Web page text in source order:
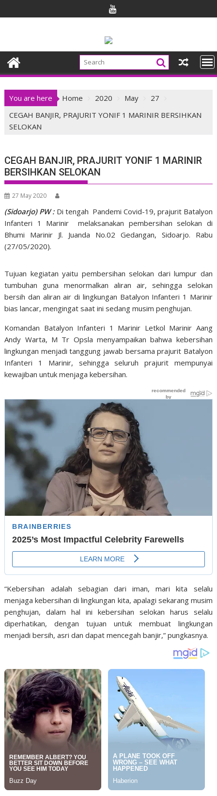
to
You are here Home 2020 May
27
CEGAH BANJIR, PRAJURIT YONIF 1 MARINIR BERSIHKAN
SELOKAN
CEGAH BANJIR, PRAJURIT YONIF 1 MARINIR
BERSIHKAN SELOKAN
27 May 2020
(Sidoarjo) PW :Di tengah Pandemi Covid-19, prajurit Batalyon
Infanteri 1 Marinir melaksanakan pembersihan selokan di
Bhumi Marinir Jl. Juanda No.02 Gedangan, Sidoarjo. Rabu
(27/05/2020).
Tujuan kegiatan yaitu pembersihan selokan dari lumpur dan
tumbuhan guna menormalkan aliran air, sehingga selokan
bersih dan aliran air di lingkungan Batalyon Infanteri 1 Marinir
bias lancar, mengingat saat ini sedang musim penghujan.
Komandan Batalyon Infanteri 1 Marinir Letkol Marinir Aang
Andy Warta, M Tr Opsla menyampaikan bahwa kebersihan
lingkungan menjadi tanggung jawab bersama prajurit Batalyon
Infanteri 1 Marinir, sehingga seluruh prajurit mempunyai
kewajiban untuk menjaga kebersihan.
“Kebersihan adalah sebagian dari iman, mari kita selalu
menjaga kebersihan di lingkungan kita, apalagi sekarang musim
penghujan, dalam hal ini kebersihan selokan harus selalu
diperhatikan, dengan tujuan untuk membuat lingkungan
menjadi bersih, asri dan dapat mencegah banjir,” pungkasnya.